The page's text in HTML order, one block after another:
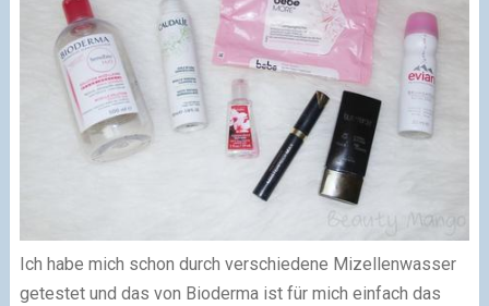
Ich habe mich schon durch verschiedene Mizellenwasser
getestet und das von Bioderma ist für mich einfach das